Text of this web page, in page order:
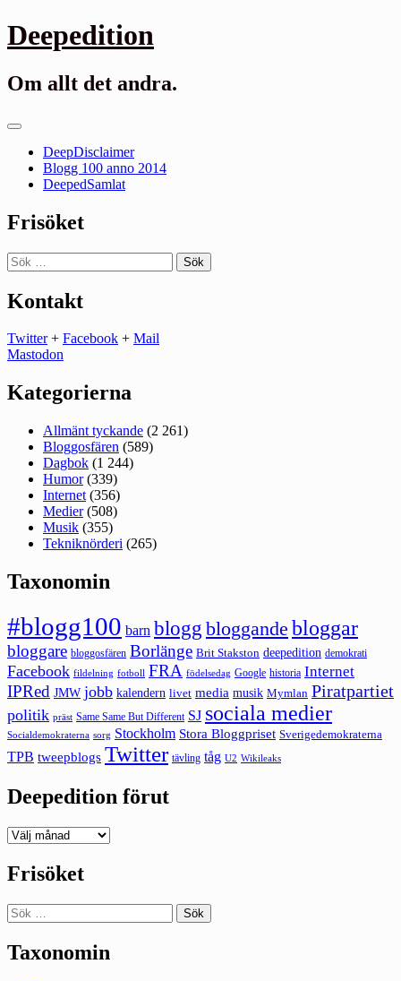
Gå
till
Deepedition
Om allt det andra.
Primär
DeepDisclaimer
Blogg 100 anno 2014
DeepedSamlat
Frisöket
Sök
efter:
Kontakt
Twitter+ Facebook + Mail
Mastodon
Kategorierna
Allmänt tyckande (2 261)
Bloggosfären (589)
Dagbok (1 244)
Humor(339)
Internet (356)
Medier(508)
Musik (355)
Tekniknörderi (265)
Taxonomin
#blogg100 barn blogg bloggande bloggar
bloggare bloggosfären Borlänge Brit Stakston deepedition demokrati
Facebook fildelning fotboll FRA födelsedag Google historia Internet
IPRed JMW jobb kalendern livet media musik Mymlan Piratpartiet
politik präst Same Same But Different SJ sociala medier
Socialdemokraterna sorg Stockholm Stora Bloggpriset Sverigedemokraterna
TPB tweepblogs Twitter tävling tåg U2 Wikileaks
Deepedition förut
Deepedition
Frisöket
Sök
efter:
Taxonomin